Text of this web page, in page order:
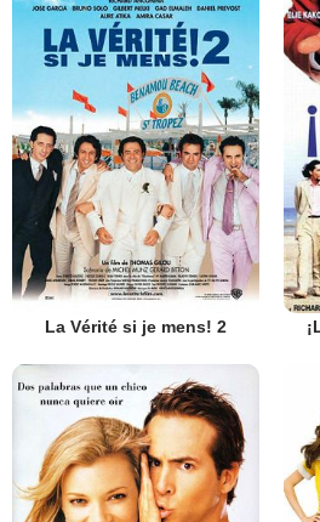
La Vérité si je mens! 2